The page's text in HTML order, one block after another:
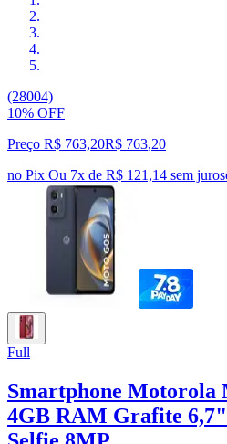
(28004)
10% OFF
Preço R$ 763,20R$ 763,20
no Pix Ou 7x de R$ 121,14 sem juros
Full
Smartphone Motorola
4GB RAM Grafite